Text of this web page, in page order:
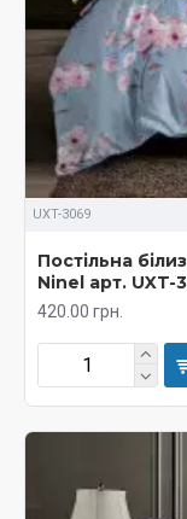
UXT-3069
Постільна
Ninel арт. UXT-
420.00 грн.